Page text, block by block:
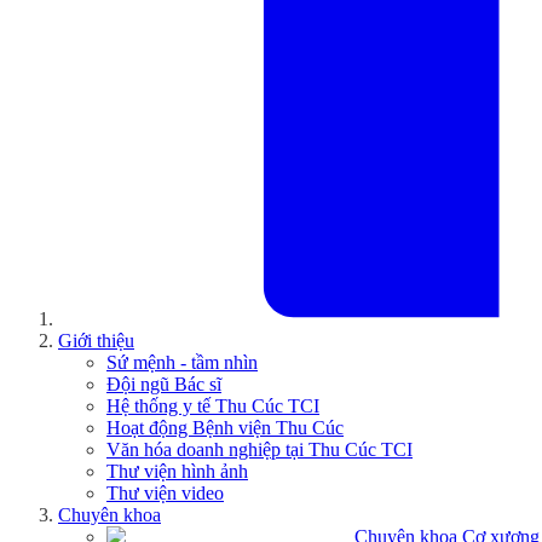
Giới thiệu
Sứ mệnh - tầm nhìn
Đội ngũ Bác sĩ
Hệ thống y tế Thu Cúc TCI
Hoạt động Bệnh viện Thu Cúc
Văn hóa doanh nghiệp tại Thu Cúc TCI
Thư viện hình ảnh
Thư viện video
Chuyên khoa
Chuyên khoa Cơ